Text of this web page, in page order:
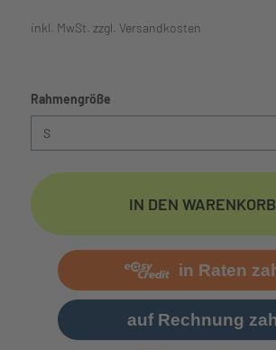
inkl. MwSt. zzgl. Versandkosten
Rahmengröße
IN DEN WARENKORB